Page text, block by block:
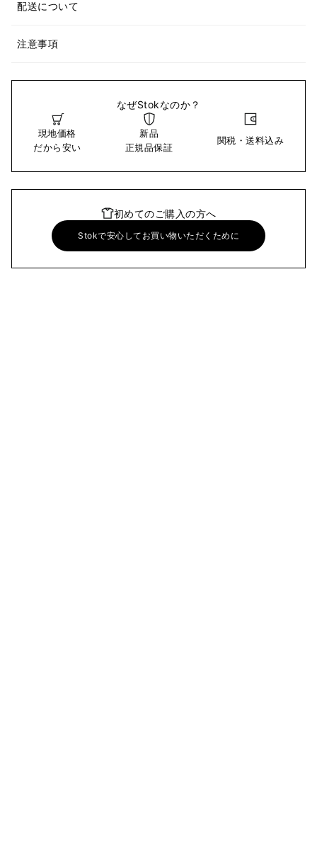
配送について
注意事項
なぜStokなのか？
現地価格
だから安い
新品
正規品保証
関税・送料込み
初めてのご購入の方へ
Stokで安心してお買い物いただくために